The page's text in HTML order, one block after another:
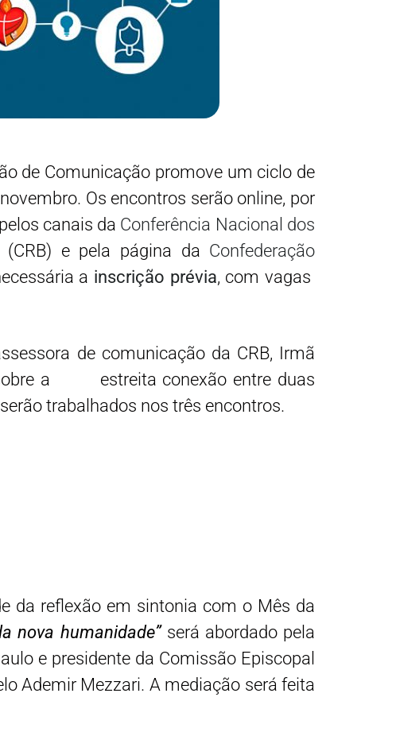
de Comunicação promove um ciclo de
Os encontros serão online, por
canais da Conferência Nacional dos
(CRB) e pela página da Confederação
a inscrição prévia, com vagas
de comunicação da CRB, Irmã
sobre a estreita conexão entre duas
trabalhados nos três encontros.
da reflexão em sintonia com o Mês da
humanidade”será abordado pela
e presidente da Comissão Episcopal
Mezzari. A mediação será feita